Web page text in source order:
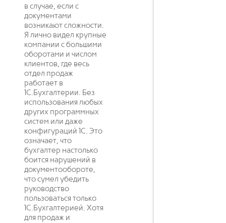
в случае, если с
документами
возникают сложности.
Я лично видел крупные
компании с большими
оборотами и числом
клиентов, где весь
отдел продаж
работает в
1С.Бухгалтерии. Без
использования любых
других программных
систем или даже
конфигураций 1С. Это
означает, что
бухгалтер настолько
боится нарушений в
документообороте,
что сумел убедить
руководство
пользоваться только
1С.Бухгалтерией. Хотя
для продаж и